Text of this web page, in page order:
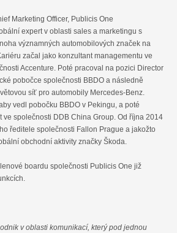
Marketing Officer, Publicis One
expert v oblasti sales a marketingu s
významných automobilových značek na
začal jako konzultant managementu ve
Accenture. Poté pracoval na pozici Director
pobočce společnosti BBDO a následně
síť pro automobily Mercedes-Benz.
vedl pobočku BBDO v Pekingu, a poté
společnosti DDB China Group. Od října 2014
ředitele společnosti Fallon Prague a jakožto
obchodní aktivity značky Škoda.
boardu společnosti Publicis One již
v oblasti komunikací, který pod jednou